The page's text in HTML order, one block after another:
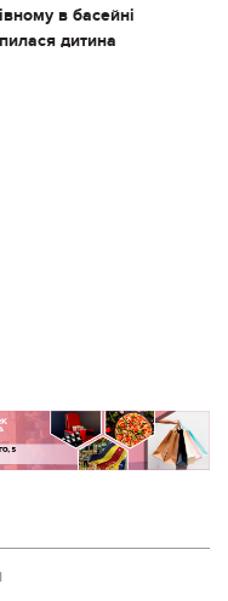
в басейні
дитина